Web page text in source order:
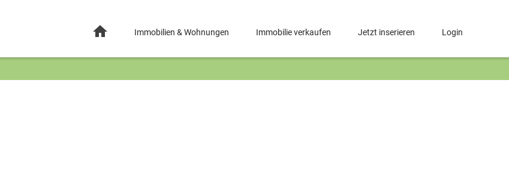
Immobilien & Wohnungen Immobilie verkaufen Jetzt inserieren Login